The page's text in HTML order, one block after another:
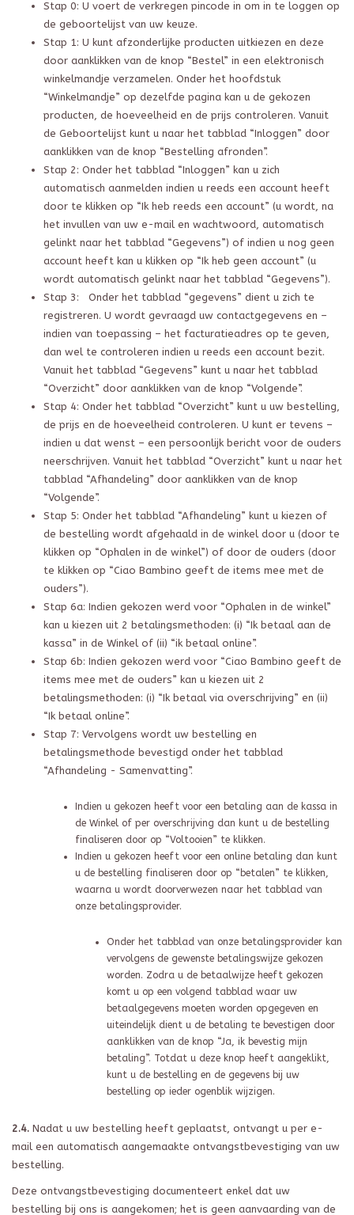
Stap 0: U voert de verkregen pincode in om in te loggen op
de geboortelijst van uw keuze.
Stap 1: U kunt afzonderlijke producten uitkiezen en deze
door aanklikken van de knop “Bestel” in een elektronisch
winkelmandje verzamelen. Onder het hoofdstuk
“Winkelmandje” op dezelfde pagina kan u de gekozen
producten, de hoeveelheid en de prijs controleren. Vanuit
de Geboortelijst kunt u naar het tabblad “Inloggen” door
aanklikken van de knop “Bestelling afronden”.
Stap 2: Onder het tabblad “Inloggen” kan u zich
automatisch aanmelden indien u reeds een account heeft
door te klikken op “Ik heb reeds een account” (u wordt, na
het invullen van uw e-mail en wachtwoord, automatisch
gelinkt naar het tabblad “Gegevens”) of indien u nog geen
account heeft kan u klikken op “Ik heb geen account” (u
wordt automatisch gelinkt naar het tabblad “Gegevens”).
Stap 3: Onder het tabblad “gegevens” dient u zich te
registreren. U wordt gevraagd uw contactgegevens en –
indien van toepassing – het facturatieadres op te geven,
dan wel te controleren indien u reeds een account bezit.
Vanuit het tabblad “Gegevens” kunt u naar het tabblad
“Overzicht” door aanklikken van de knop “Volgende”.
Stap 4: Onder het tabblad “Overzicht” kunt u uw bestelling,
de prijs en de hoeveelheid controleren. U kunt er tevens –
indien u dat wenst – een persoonlijk bericht voor de ouders
neerschrijven. Vanuit het tabblad “Overzicht” kunt u naar het
tabblad “Afhandeling” door aanklikken van de knop
“Volgende”.
Stap 5: Onder het tabblad “Afhandeling” kunt u kiezen of
de bestelling wordt afgehaald in de winkel door u (door te
klikken op “Ophalen in de winkel”) of door de ouders (door
te klikken op “Ciao Bambino geeft de items mee met de
ouders”).
Stap 6a: Indien gekozen werd voor “Ophalen in de winkel”
kan u kiezen uit 2 betalingsmethoden: (i) “Ik betaal aan de
kassa” in de Winkel of (ii) “ik betaal online”.
Stap 6b: Indien gekozen werd voor “Ciao Bambino geeft de
items mee met de ouders” kan u kiezen uit 2
betalingsmethoden: (i) “Ik betaal via overschrijving” en (ii)
“Ik betaal online”.
Stap 7: Vervolgens wordt uw bestelling en
betalingsmethode bevestigd onder het tabblad
“Afhandeling - Samenvatting”.
Indien u gekozen heeft voor een betaling aan de kassa in
de Winkel of per overschrijving dan kunt u de bestelling
finaliseren door op “Voltooien” te klikken.
Indien u gekozen heeft voor een online betaling dan kunt
u de bestelling finaliseren door op “betalen” te klikken,
waarna u wordt doorverwezen naar het tabblad van
onze betalingsprovider.
Onder het tabblad van onze betalingsprovider kan
vervolgens de gewenste betalingswijze gekozen
worden. Zodra u de betaalwijze heeft gekozen
komt u op een volgend tabblad waar uw
betaalgegevens moeten worden opgegeven en
uiteindelijk dient u de betaling te bevestigen door
aanklikken van de knop “Ja, ik bevestig mijn
betaling”. Totdat u deze knop heeft aangeklikt,
kunt u de bestelling en de gegevens bij uw
bestelling op ieder ogenblik wijzigen.
2.4. Nadat u uw bestelling heeft geplaatst, ontvangt u per e-
mail een automatisch aangemaakte ontvangstbevestiging van uw
bestelling.
Deze ontvangstbevestiging documenteert enkel dat uw
bestelling bij ons is aangekomen; het is geen aanvaarding van de